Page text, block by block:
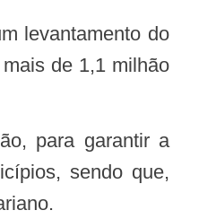
de 1,1 milhão
sendo que,